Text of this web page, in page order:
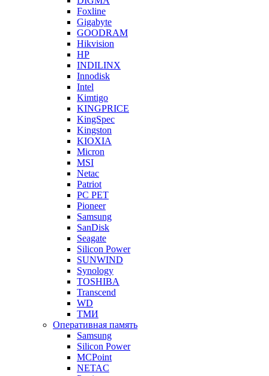
Foxline
Gigabyte
GOODRAM
Hikvision
HP
INDILINX
Innodisk
Intel
Kimtigo
KINGPRICE
KingSpec
Kingston
KIOXIA
Micron
MSI
Netac
Patriot
PC PET
Pioneer
Samsung
SanDisk
Seagate
Silicon Power
SUNWIND
Synology
TOSHIBA
Transcend
WD
ТМИ
Оперативная память
Samsung
Silicon Power
MCPoint
NETAC